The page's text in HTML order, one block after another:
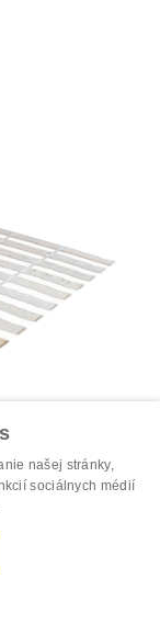
našej stránky,
sociálnych médií